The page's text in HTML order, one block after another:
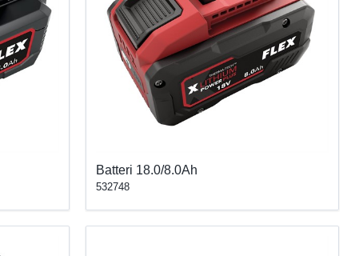
Batteri 18.0/8.0Ah
532748